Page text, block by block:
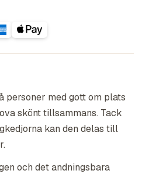
personer med gott om plats
skönt tillsammans. Tack
kan den delas till
och det andningsbara